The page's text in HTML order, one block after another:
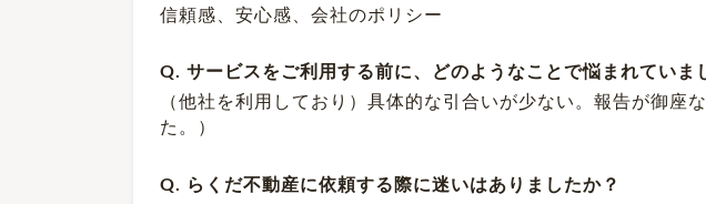
信頼感、安心感、会社のポリシー
Q. サービスをご利用する前に、どのようなことで悩まれていま
（他社を利用しており）具体的な引合いが少ない。報告が御
た。）
Q. らくだ不動産に依頼する際に迷いはありましたか？